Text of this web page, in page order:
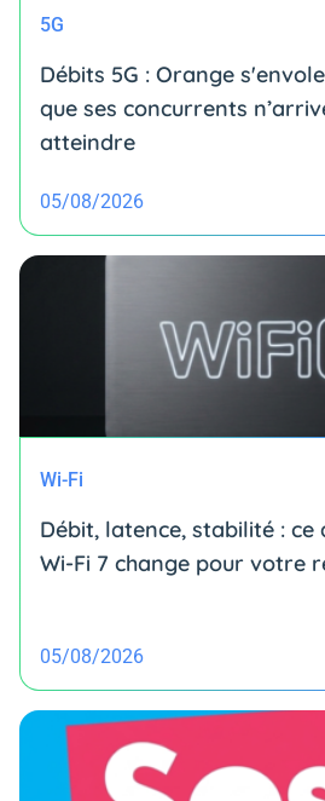
5G
Débits 5G : Orange
que ses concurrents
atteindre
05/08/2026
Wi-Fi
Débit, latence, stabilité : ce
Wi-Fi 7 change pour votre
05/08/2026